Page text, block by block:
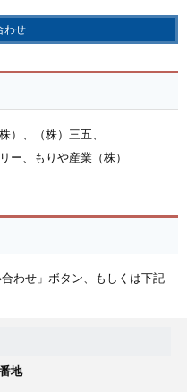
わせ
）、
（株）三五、
ー、
もりや産業（株）
わせ」ボタン、もしくは下記
地